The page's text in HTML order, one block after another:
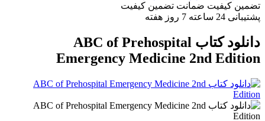
تضمین کیفیت ضمانت تضمین کیفیت
پشتیبانی 24 ساعته 7 روز هفته
دانلود کتاب ABC of Prehospital
Emergency Medicine 2nd Edition